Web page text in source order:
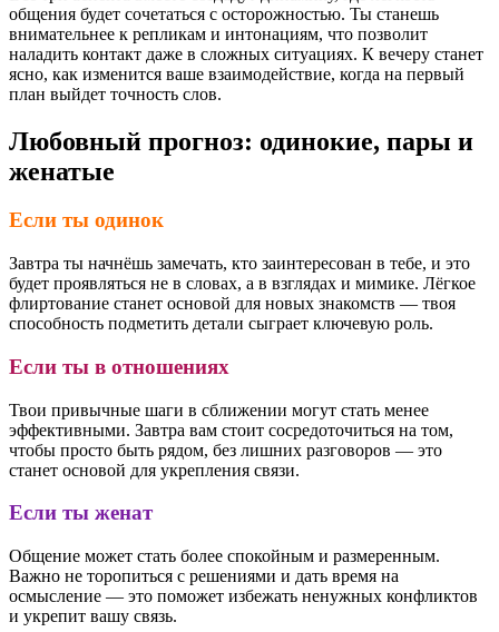
общения будет сочетаться с осторожностью. Ты станешь
внимательнее к репликам и интонациям, что позволит
наладить контакт даже в сложных ситуациях. К вечеру станет
ясно, как изменится ваше взаимодействие, когда на первый
план выйдет точность слов.
Любовный прогноз: одинокие, пары и
женатые
Если ты одинок
Завтра ты начнёшь замечать, кто заинтересован в тебе, и это
будет проявляться не в словах, а в взглядах и мимике. Лёгкое
флиртование станет основой для новых знакомств — твоя
способность подметить детали сыграет ключевую роль.
Если ты в отношениях
Твои привычные шаги в сближении могут стать менее
эффективными. Завтра вам стоит сосредоточиться на том,
чтобы просто быть рядом, без лишних разговоров — это
станет основой для укрепления связи.
Если ты женат
Общение может стать более спокойным и размеренным.
Важно не торопиться с решениями и дать время на
осмысление — это поможет избежать ненужных конфликтов
и укрепит вашу связь.